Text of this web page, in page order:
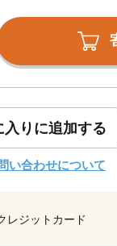
入りに追加する
い合わせについて
レジットカード